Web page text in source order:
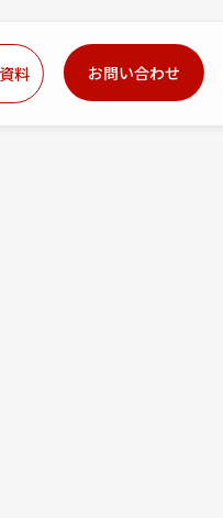
料 お問い合わせ